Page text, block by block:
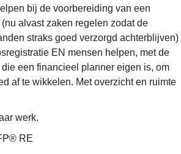
bij de voorbereiding van een
alvast zaken regelen zodat de
straks goed verzorgd achterblijven)
EN mensen helpen, met de
een financieel planner eigen is, om
af te wikkelen. Met overzicht en ruimte
werk.
RE